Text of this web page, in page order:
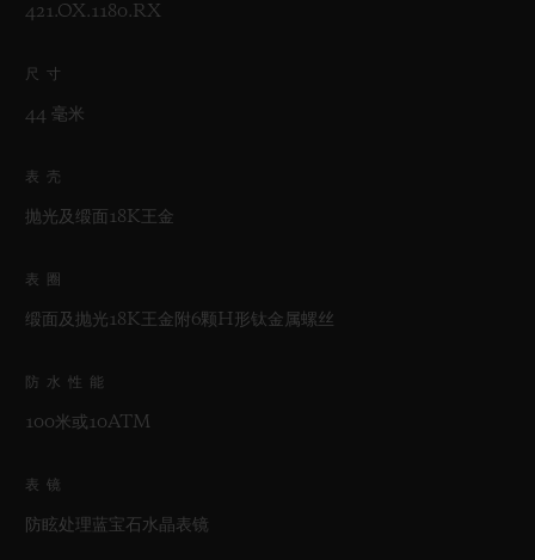
421.OX.1180.RX
尺寸
44 毫米
表壳
抛光及缎面18K王金
表圈
缎面及抛光18K王金附6颗H形钛金属螺丝
防水性能
100米或10ATM
表镜
防眩处理蓝宝石水晶表镜